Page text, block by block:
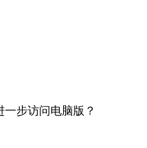
步访问电脑版？